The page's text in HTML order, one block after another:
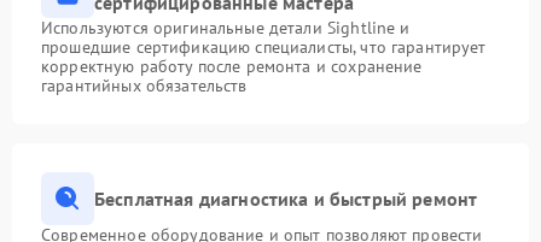
Используются оригинальные детали Sightline и
прошедшие сертификацию специалисты, что гарантирует
корректную работу после ремонта и сохранение
гарантийных обязательств
Бесплатная диагностика и быстрый ремонт
Современное оборудование и опыт позволяют провести